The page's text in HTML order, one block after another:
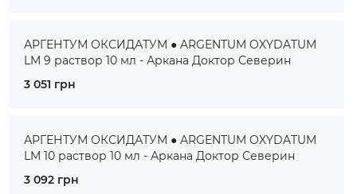
АРГЕНТУМ ОКСИДАТУМ ● ARGENTUM OXYDATUM
LM 9 раствор 10 мл - Аркана Доктор Северин
3 051 грн
АРГЕНТУМ ОКСИДАТУМ ● ARGENTUM OXYDATUM
LM 10 раствор 10 мл - Аркана Доктор Северин
3 092 грн